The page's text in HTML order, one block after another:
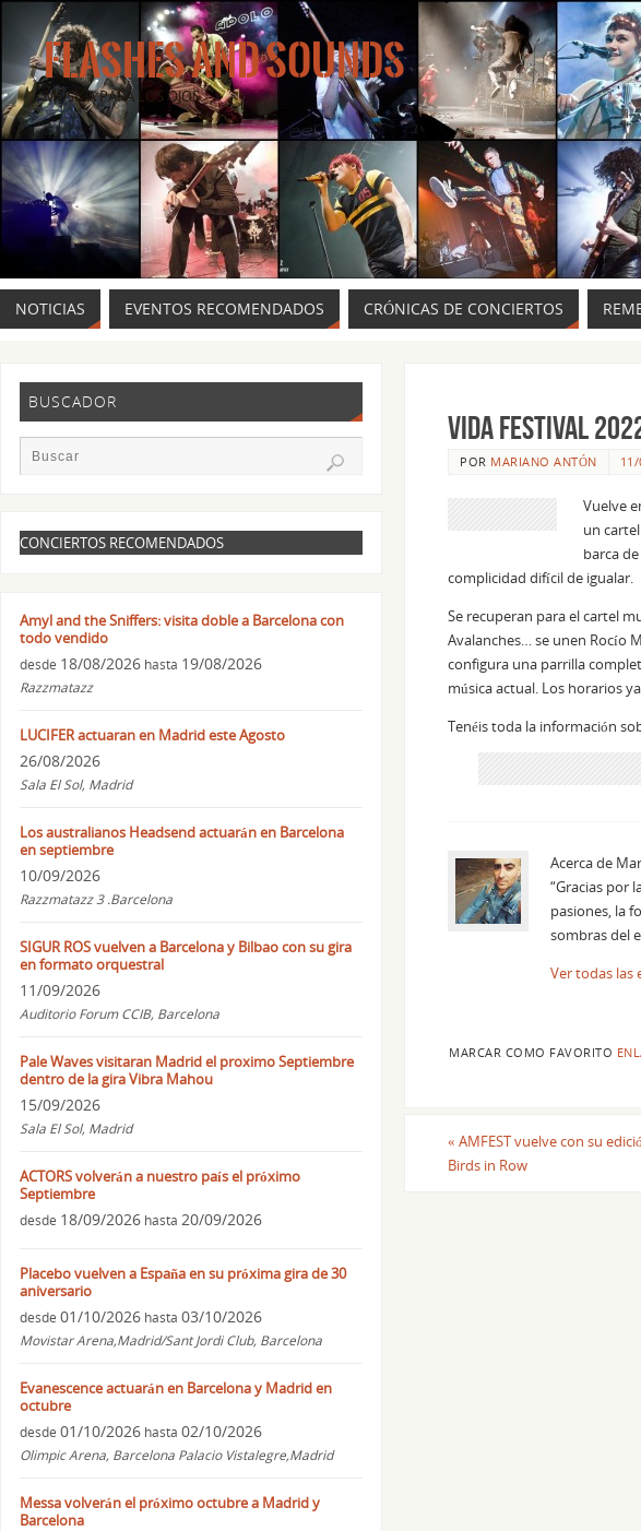
FLASHES AND SOUNDS
MÚSICA PARA LOS OJOS.
NOTICIAS EVENTOS RECOMENDADOS CRÓNICAS DE CONCIERTOS
Vida Festival
POR MARIANO ANTÓN
Vuelve
un
barca
complicidad difícil de igualar.
Se recuperan para el cartel
Avalanches… se unen Rocío
configura una parrilla
música actual. Los horarios
Tenéis toda la información
Acerca de
“Gracias por
pasiones, la
sombras del
Ver todas las
MARCAR COMO FAVORITO
« AMFEST vuelve con su
Birds in Row
BUSCADOR
CONCIERTOS RECOMENDADOS
Amyl and the Sniffers: visita doble a Barcelona con
todo vendido
desde 18/08/2026 hasta 19/08/2026
Razzmatazz
LUCIFER actuaran en Madrid este Agosto
26/08/2026
Sala El Sol, Madrid
Los australianos Headsend actuarán en Barcelona
en septiembre
10/09/2026
Razzmatazz 3 .Barcelona
SIGUR ROS vuelven a Barcelona y Bilbao con su gira
en formato orquestral
11/09/2026
Auditorio Forum CCIB, Barcelona
Pale Waves visitaran Madrid el proximo Septiembre
dentro de la gira Vibra Mahou
15/09/2026
Sala El Sol, Madrid
ACTORS volverán a nuestro país el próximo
Septiembre
desde 18/09/2026 hasta 20/09/2026
Placebo vuelven a España en su próxima gira de 30
aniversario
desde 01/10/2026 hasta 03/10/2026
Movistar Arena,Madrid/Sant Jordi Club, Barcelona
Evanescence actuarán en Barcelona y Madrid en
octubre
desde 01/10/2026 hasta 02/10/2026
Olimpic Arena, Barcelona Palacio Vistalegre,Madrid
Messa volverán el próximo octubre a Madrid y
Barcelona